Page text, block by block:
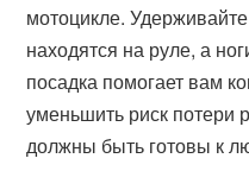
мотоцикле.
находятся на руле, а
посадка помогает вам
уменьшить риск потери
должны быть готовы к